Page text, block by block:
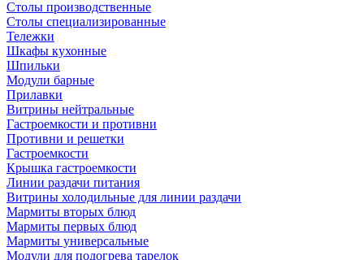
Столы производственные
Столы специализированные
Тележки
Шкафы кухонные
Шпильки
Модули барные
Прилавки
Витрины нейтральные
Гастроемкости и противни
Противни и решетки
Гастроемкости
Крышка гастроемкости
Линии раздачи питания
Витрины холодильные для линии раздачи
Мармиты вторых блюд
Мармиты первых блюд
Мармиты универсальные
Модули для подогрева тарелок